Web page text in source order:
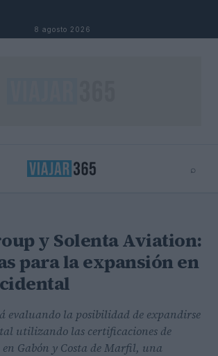
8 agosto 2026
⌕
y Solenta Aviation:
para la expansión en
evaluando la posibilidad de expandirse
utilizando las certificaciones de
Gabón y Costa de Marfil, una